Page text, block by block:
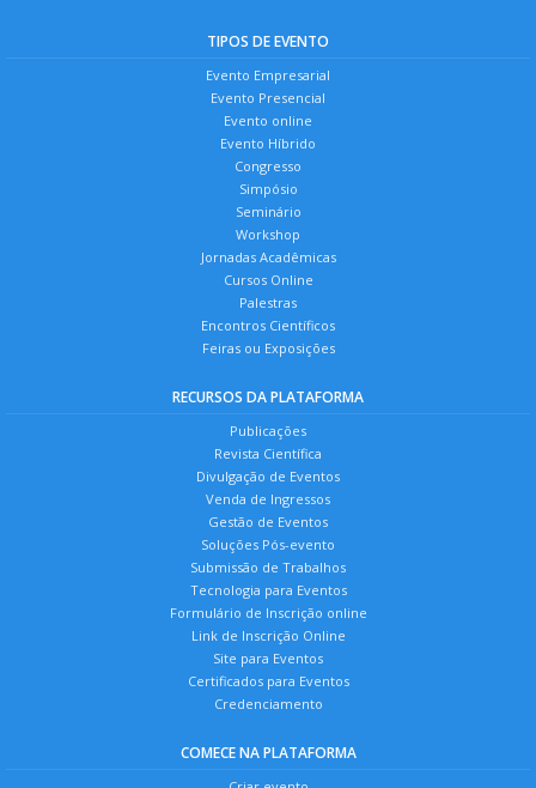
TIPOS DE EVENTO
Evento Empresarial
Evento Presencial
Evento online
Evento Híbrido
Congresso
Simpósio
Seminário
Workshop
Jornadas Acadêmicas
Cursos Online
Palestras
Encontros Científicos
Feiras ou Exposições
RECURSOS DA PLATAFORMA
Publicações
Revista Científica
Divulgação de Eventos
Venda de Ingressos
Gestão de Eventos
Soluções Pós-evento
Submissão de Trabalhos
Tecnologia para Eventos
Formulário de Inscrição online
Link de Inscrição Online
Site para Eventos
Certificados para Eventos
Credenciamento
COMECE NA PLATAFORMA